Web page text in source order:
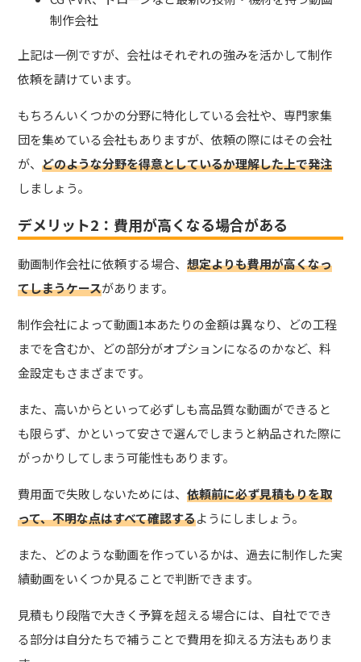
制作会社
上記は一例ですが、会社はそれぞれの強みを活かして制作
依頼を請けています。
もちろんいくつかの分野に特化している会社や、専門家集
団を集めている会社もありますが、依頼の際にはその会社
が、どのような分野を得意としているか理解した上で発注
しましょう。
デメリット2：費用が高くなる場合がある
動画制作会社に依頼する場合、想定よりも費用が高くなっ
てしまうケースがあります。
制作会社によって動画1本あたりの金額は異なり、どの工程
までを含むか、どの部分がオプションになるのかなど、料
金設定もさまざまです。
また、高いからといって必ずしも高品質な動画ができると
も限らず、かといって安さで選んでしまうと納品された際に
がっかりしてしまう可能性もあります。
費用面で失敗しないためには、依頼前に必ず見積もりを取
って、不明な点はすべて確認するようにしましょう。
また、どのような動画を作っているかは、過去に制作した実
績動画をいくつか見ることで判断できます。
見積もり段階で大きく予算を超える場合には、自社ででき
る部分は自分たちで補うことで費用を抑える方法もありま